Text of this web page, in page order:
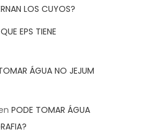
LOS CUYOS?
EPS TIENE
ÁGUA NO JEJUM
PODE TOMAR ÁGUA